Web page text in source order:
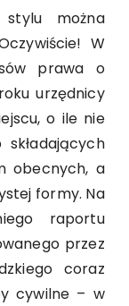
można
W
prawa o
urzędnicy
o ile nie
obecnych, a
formy. Na
raportu
przez
coraz
cywilne – w